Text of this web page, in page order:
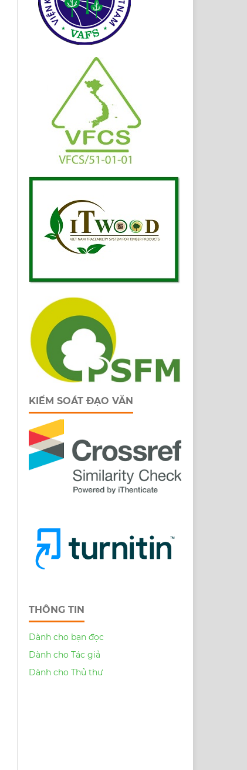
KIỂM SOÁT ĐẠO VĂN
THÔNG TIN
Dành cho bạn đọc
Dành cho Tác giả
Dành cho Thủ thư